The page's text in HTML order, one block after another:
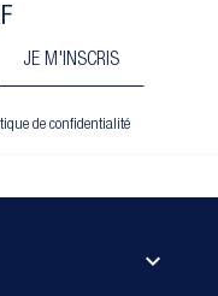
de confidentialité
keyboard_arrow_down